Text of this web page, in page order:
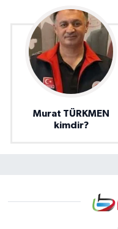
Murat TÜRKMEN
kimdir?